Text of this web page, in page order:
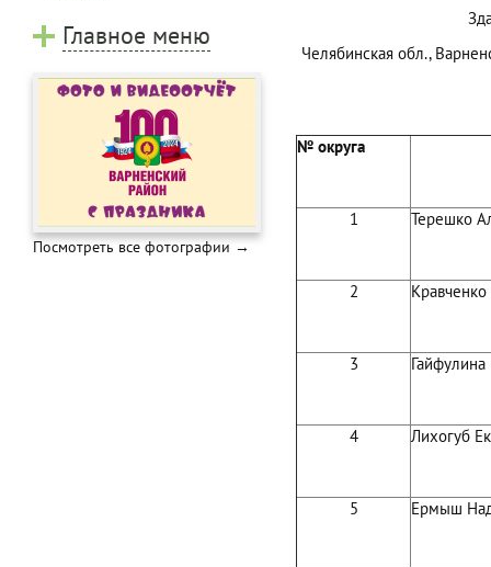
Челябинская обл.,
№ округа
1 Терешко
2
3
4 Лихогуб
5 Ермыш
Главное меню
Посмотреть все фотографии →